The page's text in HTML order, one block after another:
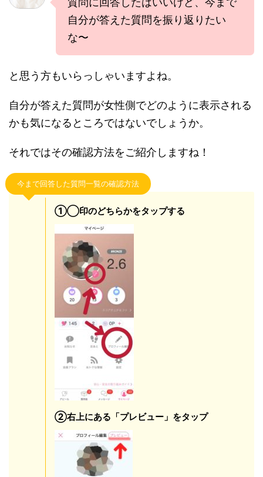
自分が答えた質問を振り返りたい
な〜
と思う方もいらっしゃいますよね。
自分が答えた質問が女性側でどのように表示される
かも気になるところではないでしょうか。
それではその確認方法をご紹介しますね！
今まで回答した質問一覧の確認方法
①◯印のどちらかをタップする
②右上にある「プレビュー」をタップ